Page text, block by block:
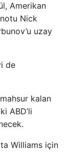
Amerikan
Nick
uzay
de
kalan
ABD’li
Williams için